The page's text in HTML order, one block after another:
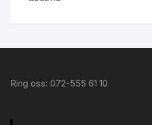
Ring oss: 072-555 61 10